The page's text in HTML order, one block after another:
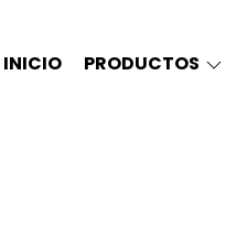
INICIO PRODUCTOS